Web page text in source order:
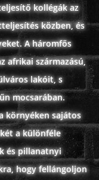
kollégák az
közben, és
A háromfős
afrikai származású,
lakóit, s
mocsarában.
környéken sajátos
a különféle
és pillanatnyi
hogy fellángoljon